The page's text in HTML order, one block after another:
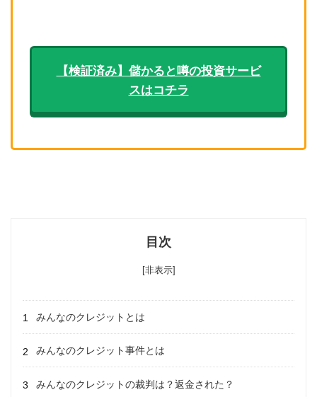
【検証済み】儲かると噂の投資サービ
スはコチラ
目次
[非表示]
みんなのクレジットとは
みんなのクレジット事件とは
みんなのクレジットの裁判は？返金された？